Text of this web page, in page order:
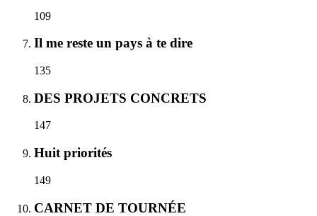
109
Il me reste un pays à te dire
135
DES PROJETS CONCRETS
147
Huit priorités
149
CARNET DE TOURNÉE